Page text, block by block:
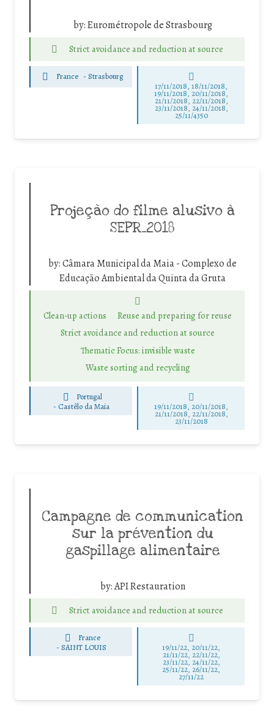
by:Eurométropole de Strasbourg
Strict avoidance and reduction at source
France - Strasbourg
17/11/2018, 18/11/2018,
19/11/2018, 20/11/2018,
21/11/2018, 22/11/2018,
23/11/2018, 24/11/2018,
25/11/4350
Projeção do filme alusivo à
SEPR_2018
by:Câmara Municipal da Maia - Complexo de
Educação Ambiental da Quinta da Gruta
Clean-up actions
Reuse and preparing for reuse
Strict avoidance and reduction at source
Thematic Focus: invisible waste
Waste sorting and recycling
Portugal
- Castêlo da Maia 19/11/2018, 20/11/2018,
21/11/2018, 22/11/2018,
23/11/2018
Campagne de communication
sur la prévention du
gaspillage alimentaire
by:API Restauration
Strict avoidance and reduction at source
France
- SAINT LOUIS 19/11/22, 20/11/22,
21/11/22, 22/11/22,
23/11/22, 24/11/22,
25/11/22, 26/11/22,
27/11/22